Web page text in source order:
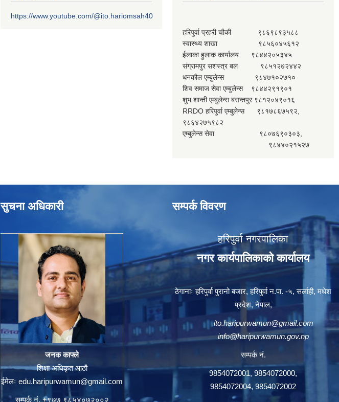
https://www.youtube.com/@ito.hariomsah40
हरिपुर्वा प्रहरी चौकी ९८६९८९३५८८
स्वास्थ्य शाखा ९८५६०४५६१२
ईलाका हुलाक कार्यालय ९८४४२०५३४५
संग्रामपुर सशस्त्र बल ९८५१२७२४४२
धनकौल एम्बुलेन्स ९८४७१०२७१०
शिव समाज सेवा एम्बुलेन्स ९८४४२९१९०१
शुभ शान्ती एम्बुलेन्स बसन्तपुर ९८१२०४९०१६
RRDO हरिपुर्वा एम्बुलेन्स ९८१७८६७५९२,
९८६४२७५९८२
एम्बुलेन्स सेवा ९८०७६९०३०३,
९८४४०२१५२७
सुचना अधिकारी
जनक काफ्ले
शिक्षा अधिकृत आठौ
ईमेलः edu.haripurwamun@gmail.com
सम्पर्क नं. +९७७ ९८५४०७२००२
सम्पर्क विवरण
हरिपुर्वा नगरपालिका
नगर कार्यपालिकाको कार्यालय
ठेगानाः हरिपुर्वा पुरानो बजार, हरिपुर्वा न.पा. -५, सर्लाही, मधेश
प्रदेश, नेपाल,
ito.haripurwamun@gmail.com
info@haripurwamun.gov.np
सम्पर्क नं.
9854072001, 9854072000,
9854072004, 9854072002